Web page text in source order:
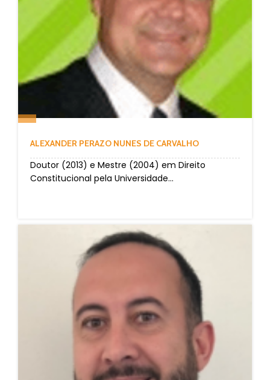
ALEXANDER PERAZO NUNES DE CARVALHO
Doutor (2013) e Mestre (2004) em Direito
Constitucional pela Universidade...